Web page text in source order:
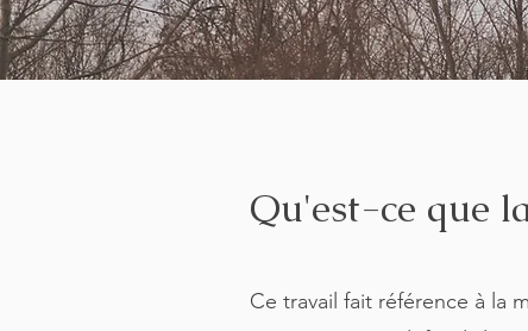
Qu'est-ce que
Ce travail fait référence à la